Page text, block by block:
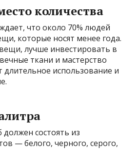
количества
что около 70% людей
которые носят менее года.
лучше инвестировать в
ткани и мастерство
длительное использование и
состоять из
— белого, черного, серого,